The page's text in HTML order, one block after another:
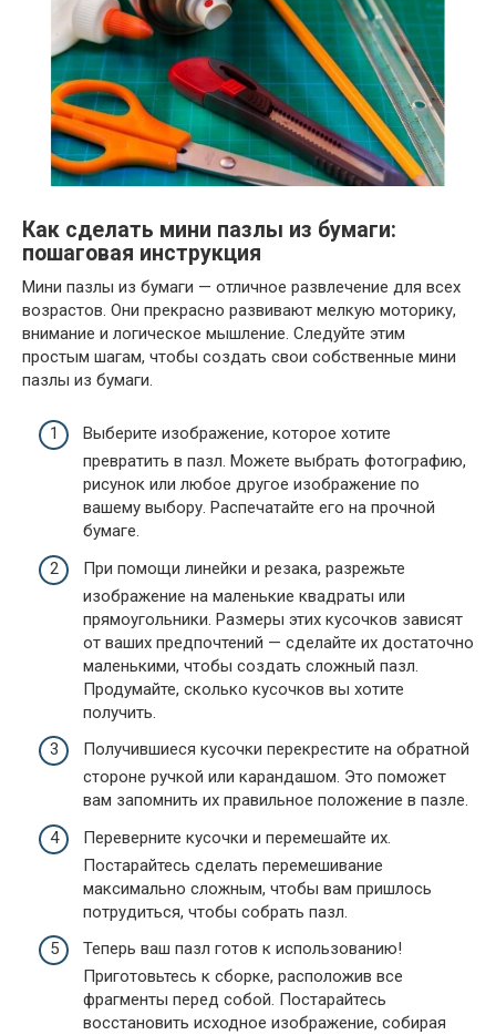
Как сделать мини пазлы из бумаги:
пошаговая инструкция
Мини пазлы из бумаги — отличное развлечение для всех
возрастов. Они прекрасно развивают мелкую моторику,
внимание и логическое мышление. Следуйте этим
простым шагам, чтобы создать свои собственные мини
пазлы из бумаги.
Выберите изображение, которое хотите
превратить в пазл. Можете выбрать фотографию,
рисунок или любое другое изображение по
вашему выбору. Распечатайте его на прочной
бумаге.
При помощи линейки и резака, разрежьте
изображение на маленькие квадраты или
прямоугольники. Размеры этих кусочков зависят
от ваших предпочтений — сделайте их достаточно
маленькими, чтобы создать сложный пазл.
Продумайте, сколько кусочков вы хотите
получить.
Получившиеся кусочки перекрестите на обратной
стороне ручкой или карандашом. Это поможет
вам запомнить их правильное положение в пазле.
Переверните кусочки и перемешайте их.
Постарайтесь сделать перемешивание
максимально сложным, чтобы вам пришлось
потрудиться, чтобы собрать пазл.
Теперь ваш пазл готов к использованию!
Приготовьтесь к сборке, расположив все
фрагменты перед собой. Постарайтесь
восстановить исходное изображение, собирая